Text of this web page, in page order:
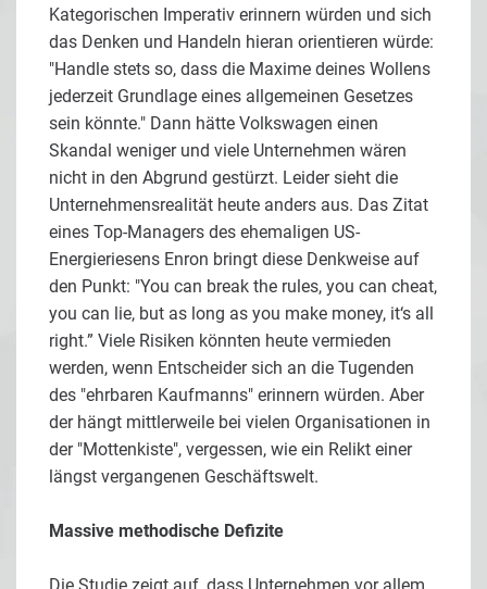
Kategorischen Imperativ erinnern würden und sich
das Denken und Handeln hieran orientieren würde:
"Handle stets so, dass die Maxime deines Wollens
jederzeit Grundlage eines allgemeinen Gesetzes
sein könnte." Dann hätte Volkswagen einen
Skandal weniger und viele Unternehmen wären
nicht in den Abgrund gestürzt. Leider sieht die
Unternehmensrealität heute anders aus. Das Zitat
eines Top-Managers des ehemaligen US-
Energieriesens Enron bringt diese Denkweise auf
den Punkt: "You can break the rules, you can cheat,
you can lie, but as long as you make money, it‘s all
right.” Viele Risiken könnten heute vermieden
werden, wenn Entscheider sich an die Tugenden
des "ehrbaren Kaufmanns" erinnern würden. Aber
der hängt mittlerweile bei vielen Organisationen in
der "Mottenkiste", vergessen, wie ein Relikt einer
längst vergangenen Geschäftswelt.
Massive methodische Defizite